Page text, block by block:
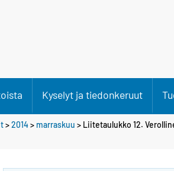
Kyselyt ja tiedonkeruut
>2014> marraskuu > Liitetaulukko 12.